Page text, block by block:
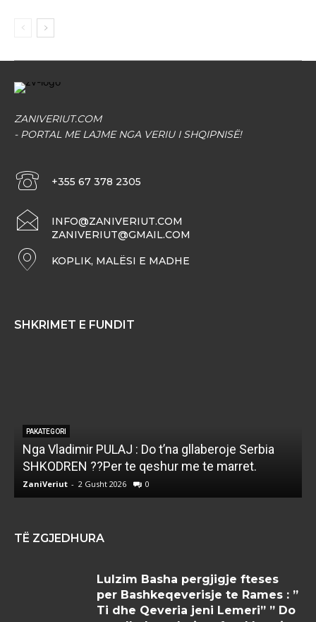
ZANIVERIUT.COM
- PORTAL ME LAJME NGA VERIU I SHQIPNISË!
+355 67 378 2305
INFO@ZANIVERIUT.COM
ZANIVERIUT@GMAIL.COM
KOPLIK, MALËSI E MADHE
SHKRIMET E FUNDIT
PAKATEGORI
Nga Vladimir PULAJ : Do t’na gllaberoje Serbia
SHKODREN ??Per te qeshur me te marret.
ZaniVeriut - 2 Gusht 2026 0
TË ZGJEDHURA
Lulzim Basha pergjigje fteses
per Bashkeqeverisje te Rames : ”
Ti dhe Qeveria jeni Lemeri” ” Do